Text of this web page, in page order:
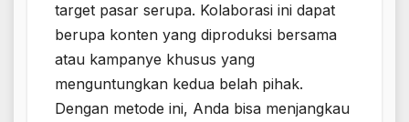
target pasar serupa. Kolaborasi ini dapat
berupa konten yang diproduksi bersama
atau kampanye khusus yang
menguntungkan kedua belah pihak.
Dengan metode ini, Anda bisa menjangkau